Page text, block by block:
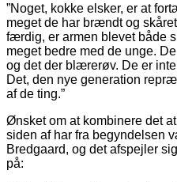
”Noget, kokke elsker, er at
meget de har brændt og
færdig, er armen blevet både
meget bedre med de unge.
og det der blærerøv. De er
Det, den nye generation
af de ting.”
Ønsket om at kombinere det
siden af har fra begyndelsen
Bredgaard, og det afspejler
på: